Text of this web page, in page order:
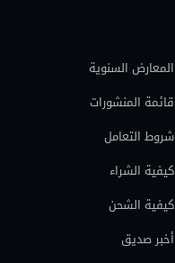
المعارض السنوية
قائمة المنشورات
شروط التعامل
كيفية الشراء
كيفية الشحن
أخبر صديق